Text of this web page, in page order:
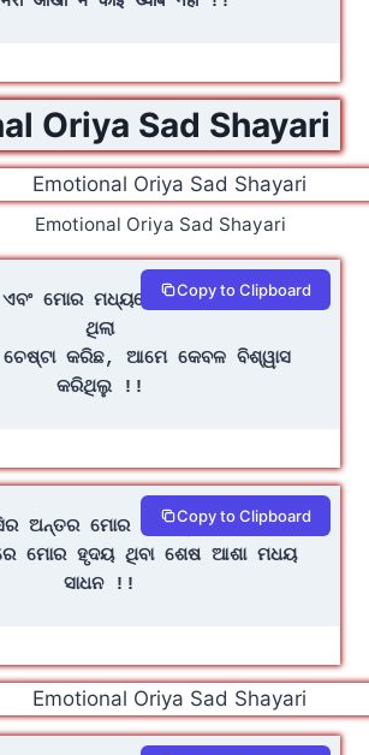
Oriya Sad Shayari
Emotional Oriya Sad Shayari
ମୋର ମଧ୍ୟରେ ଏକ ବଡ଼ ପାର୍ଥକ୍ୟ
ଥିଲା
କରିଛ, ଆମେ କେବଳ ବିଶ୍ୱାସ
କରିଥିଲୁ !!
Copy to Clipboard
ଅନ୍ତର ମୋର ପାଇଁ ଦୁଃଖ ବିବେଚନ
ମୋର ହୃଦୟ ଥିବା ଶେଷ ଆଶା ମଧୟ
ସାଧନ !!
Copy to Clipboard